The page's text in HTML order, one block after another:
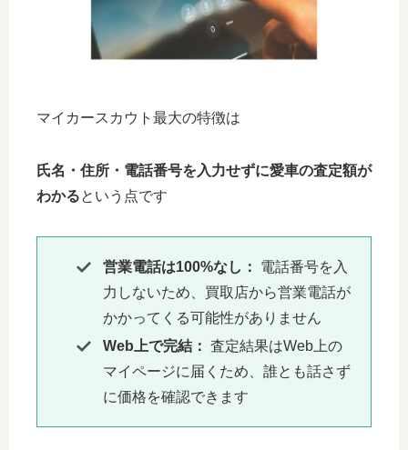
マイカースカウト最大の特徴は
氏名・住所・電話番号を入力せずに愛車の査定額が
わかるという点です
営業電話は100%なし：
電話番号を入
力しないため、買取店から営業電話が
かかってくる可能性がありません
Web上で完結： 査定結果はWeb上の
マイページに届くため、誰とも話さず
に価格を確認できます